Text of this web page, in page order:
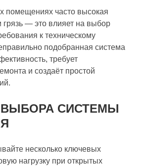
помещениях часто высокая
грязь — это влияет на выбор
к техническому
подобранная система
требует
и создаёт простой
ВЫБОРА СИСТЕМЫ
несколько ключевых
нагрузку при открытых